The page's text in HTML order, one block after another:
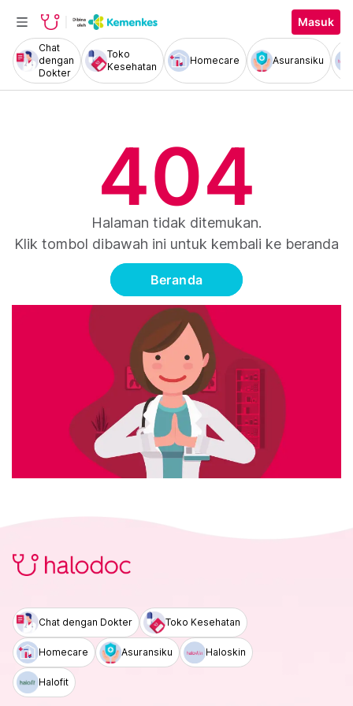
Masuk
Chat
dengan
Dokter
Toko
Kesehatan
Homecare Asuransiku
404
Halaman tidak ditemukan.
Klik tombol dibawah ini untuk kembali ke beranda
Beranda
Chat dengan Dokter Toko Kesehatan
Homecare Asuransiku Haloskin
Halofit